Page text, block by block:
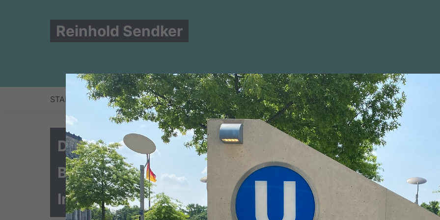
Reinhold Sendker
START NEWS ZUR PERSON BERLIN WAHLKREIS POSITIONEN BILDER NEWSLETTER
Der Haushalt 2016 und die Finanzplanung bis 2019
Bundesministeriums für Verkehr und digitale
Infrastruktur: